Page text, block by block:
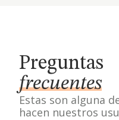
Preguntas
frecuentes
Estas son alguna
hacen nuestros